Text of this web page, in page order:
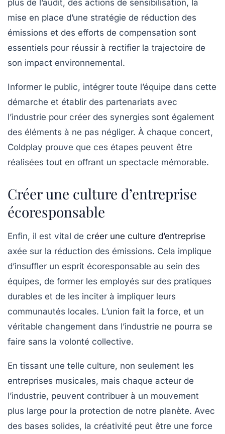
plus de l’audit, des actions de sensibilisation, la
mise en place d’une stratégie de réduction des
émissions et des efforts de compensation sont
essentiels pour réussir à rectifier la trajectoire de
son impact environnemental.
Informer le public, intégrer toute l’équipe dans cette
démarche et établir des partenariats avec
l’industrie pour créer des synergies sont également
des éléments à ne pas négliger. À chaque concert,
Coldplay prouve que ces étapes peuvent être
réalisées tout en offrant un spectacle mémorable.
Créer une culture d’entreprise
écoresponsable
Enfin, il est vital de créer une culture d’entreprise
axée sur la réduction des émissions. Cela implique
d’insuffler un esprit écoresponsable au sein des
équipes, de former les employés sur des pratiques
durables et de les inciter à impliquer leurs
communautés locales. L’union fait la force, et un
véritable changement dans l’industrie ne pourra se
faire sans la volonté collective.
En tissant une telle culture, non seulement les
entreprises musicales, mais chaque acteur de
l’industrie, peuvent contribuer à un mouvement
plus large pour la protection de notre planète. Avec
des bases solides, la créativité peut être une force